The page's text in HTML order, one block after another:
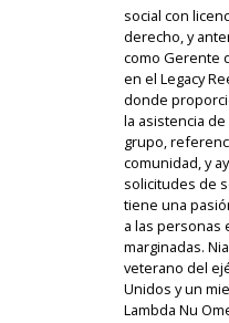
social con
derecho, y
como Gerente
en el Legacy
donde
la asistencia
grupo,
comunidad, y
solicitudes de
tiene una
a las personas
marginadas.
veterano del
Unidos y un
Lambda Nu